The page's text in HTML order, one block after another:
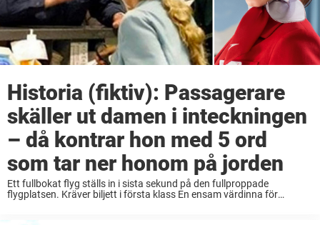
Historia (fiktiv): Passagerare
skäller ut damen i inteckningen
– då kontrar hon med 5 ord
som tar ner honom på jorden
Ett fullbokat flyg ställs in i sista sekund på den fullproppade
flygplatsen. Kräver biljett i första klass En ensam värdinna för